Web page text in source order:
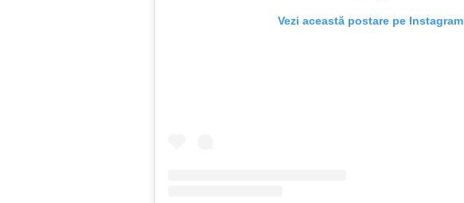
Vezi această postare pe Instagram